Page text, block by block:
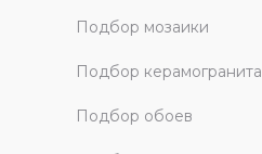
Подбор мозаики
Подбор керамогранита
Подбор обоев